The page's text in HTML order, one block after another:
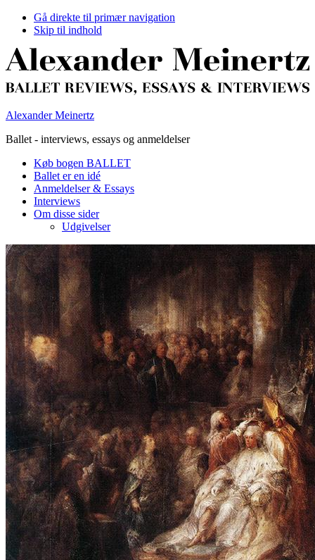
Gå direkte til primær navigation
Skip til indhold
Alexander Meinertz
Ballet - interviews, essays og anmeldelser
Køb bogen BALLET
Ballet er en idé
Anmeldelser & Essays
Interviews
Om disse sider
Udgivelser